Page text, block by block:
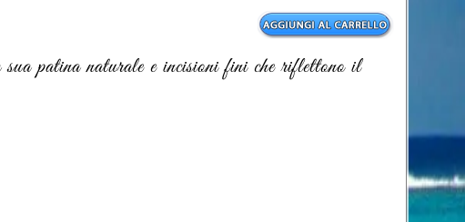
patina naturale e incisioni fini che riflettono il